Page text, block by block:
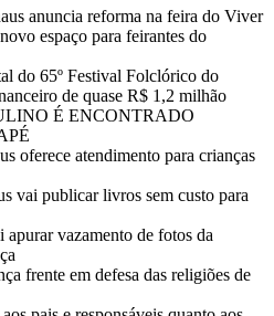
anuncia reforma na feira do Viver
espaço para feirantes do
do 65º Festival Folclórico do
de quase R$ 1,2 milhão
É ENCONTRADO
oferece atendimento para crianças
vai publicar livros sem custo para
vazamento de fotos da
frente em defesa das religiões de